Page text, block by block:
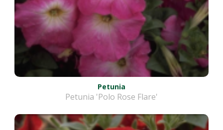
Petunia
Petunia 'Polo Rose Flare'